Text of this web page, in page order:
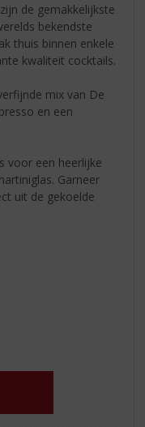
de gemakkelijkste
bekendste
thuis binnen enkele
kwaliteit cocktails.
mix van De
en een
voor een heerlijke
Garneer
uit de gekoelde